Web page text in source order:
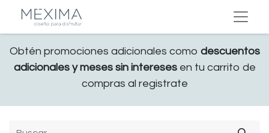
Obtén promociones adicionales como descuentos
adicionales y meses sin interesesen tu carrito de
compras al registrate